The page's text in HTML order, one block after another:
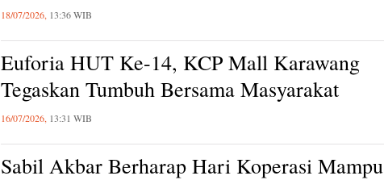
18/07/2026, 13:36 WIB
Euforia HUT Ke-14, KCP Mall Karawang
Tegaskan Tumbuh Bersama Masyarakat
16/07/2026, 13:31 WIB
Sabil Akbar Berharap Hari Koperasi Mampu